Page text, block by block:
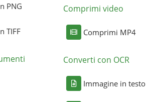
PNG
TIFF
Comprimi video
Comprimi MP4
Converti con OCR
Immagine in testo